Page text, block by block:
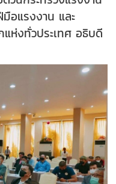
อแรงงาน และ
ห่งทั่วประเทศ อธิบดี